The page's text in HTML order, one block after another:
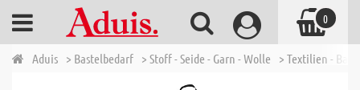
Aduis > Bastelbedarf > Stoff - Seide - Garn - Wolle > Textilien -
0